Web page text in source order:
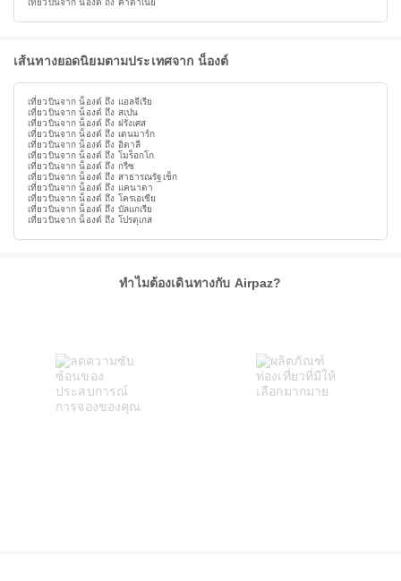
เที่ยวบินจาก น็องต์ ถึง คาตาเนีย
เส้นทางยอดนิยมตามประเทศจาก น็องต์
เที่ยวบินจาก น็องต์ ถึง แอลจีเรีย
เที่ยวบินจาก น็องต์ ถึง สเปน
เที่ยวบินจาก น็องต์ ถึง ฝรั่งเศส
เที่ยวบินจาก น็องต์ ถึง เดนมาร์ก
เที่ยวบินจาก น็องต์ ถึง อิตาลี
เที่ยวบินจาก น็องต์ ถึง โมร็อกโก
เที่ยวบินจาก น็องต์ ถึง กรีซ
เที่ยวบินจาก น็องต์ ถึง สาธารณรัฐเช็ก
เที่ยวบินจาก น็องต์ ถึง แคนาดา
เที่ยวบินจาก น็องต์ ถึง โครเอเชีย
เที่ยวบินจาก น็องต์ ถึง บัลแกเรีย
เที่ยวบินจาก น็องต์ ถึง โปรตุเกส
ทำไมต้องเดินทางกับ Airpaz?